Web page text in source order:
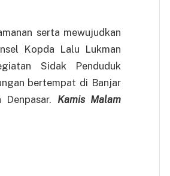
serta mewujudkan
Kopda Lalu Lukman
Sidak Penduduk
bertempat di Banjar
Kamis Malam